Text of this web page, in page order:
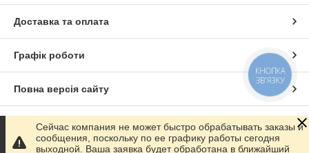
Доставка та оплата
Графік роботи
Повна версія сайту
Сайт створено на маркетплейсі Prom.ua
Сейчас компания не может быстро обрабатывать заказы и
сообщения, поскольку по ее графику работы сегодня
выходной. Ваша заявка будет обработана в ближайший
КНОПКА
ЗВ'ЯЗКУ